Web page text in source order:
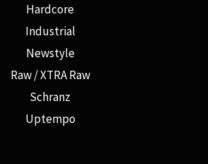
Hardcore
Industrial
Newstyle
Raw / XTRA Raw
Schranz
Uptempo